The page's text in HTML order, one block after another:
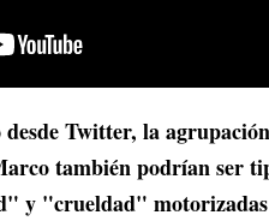
Twitter, la
también podrían ser
"crueldad" motorizadas